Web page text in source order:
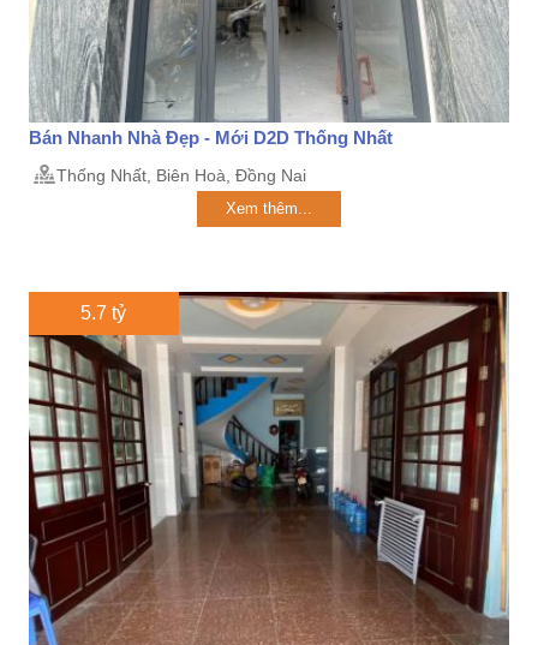
Bán Nhanh Nhà Đẹp - Mới D2D Thống Nhất
Thống Nhất, Biên Hoà, Đồng Nai
Xem thêm...
5.7 tỷ